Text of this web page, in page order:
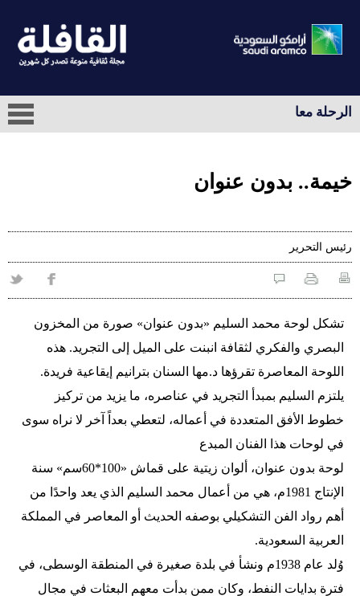
الرحلة معا
خيمة.. بدون عنوان
رئيس التحرير
تشكل لوحة محمد السليم «بدون عنوان» صورة من المخزون
البصري والفكري لثقافة انبنت على الميل إلى التجريد. هذه
اللوحة المعاصرة تقرؤها د.مها السنان بترانيم إيقاعية فريدة.
يلتزم السليم بمبدأ التجريد في عناصره، ما يزيد من تركيز
خطوط الأفق المتعددة في أعماله، لتعطي بعداً آخر لا نراه سوى
في لوحات هذا الفنان المبدع
لوحة بدون عنوان، ألوان زيتية على قماش «100*60سم» سنة
الإنتاج 1981م، هي من أعمال محمد السليم الذي يعد واحدًا من
أهم رواد الفن التشكيلي بوصفه الحديث أو المعاصر في المملكة
العربية السعودية.
وُلد عام 1938م ونشأ في بلدة صغيرة في المنطقة الوسطى، في
فترة بدايات النفط، وكان ممن بدأت معهم البعثات في مجال